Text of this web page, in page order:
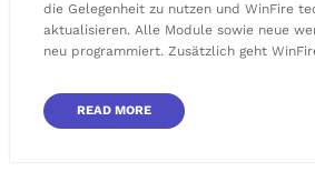
die Gelegenheit zu nutzen und WinFire
aktualisieren. Alle Module sowie neue
neu programmiert. Zusätzlich geht
READ MORE